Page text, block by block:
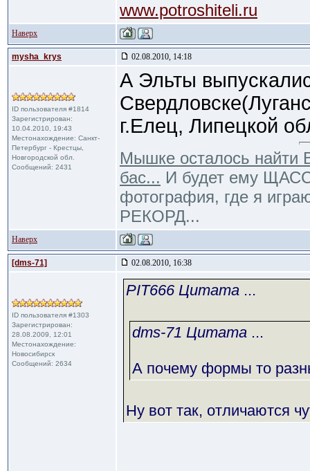
www.potroshiteli.ru
Наверх
mysha_krys 02.08.2010, 14:18
ID пользователя #1814
Зарегистрирован:
10.04.2010, 19:43
Местонахождение: Санкт-
Петербург - Крестцы,
Новгородской обл.
Сообщений: 2431
А Эльты
г.Елец, Липецкой
Мышке осталось найти
бас... И будет ему
фотография, где я
РЕКОРД...
Наверх
[dms-71] 02.08.2010, 16:38
ID пользователя #1303
Зарегистрирован:
28.08.2009, 12:01
Местонахождение:
Новосибирск
Сообщений: 2634
PIT666 Цитата ...
dms-71 Цитата ...
А почему формы то
Ну вот так, отличаются